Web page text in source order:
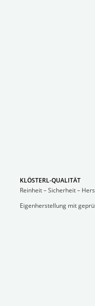
KLÖSTERL-QUALITÄT
Reinheit – Sicherheit –
Eigenherstellung mit